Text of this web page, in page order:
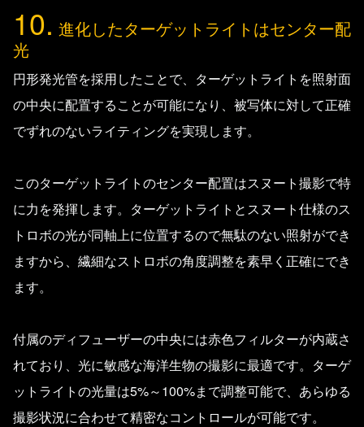
10. 進化したターゲットライトはセンター配
光
円形発光管を採用したことで、ターゲットライトを照射面
の中央に配置することが可能になり、被写体に対して正確
でずれのないライティングを実現します。
このターゲットライトのセンター配置はスヌート撮影で特
に力を発揮します。ターゲットライトとスヌート仕様のス
トロボの光が同軸上に位置するので無駄のない照射ができ
ますから、繊細なストロボの角度調整を素早く正確にでき
ます。
付属のディフューザーの中央には赤色フィルターが内蔵さ
れており、光に敏感な海洋生物の撮影に最適です。ターゲ
ットライトの光量は5%～100%まで調整可能で、あらゆる
撮影状況に合わせて精密なコントロールが可能です。